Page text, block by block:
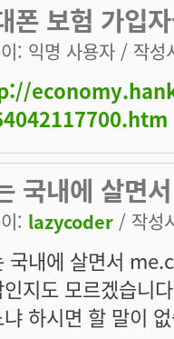
폰 보험 가입
: 익명 사용자 / 작성
국내에 살면
: lazycoder / 작성
국내에 살면서
지도 모르겠습니
하시면 할 말이